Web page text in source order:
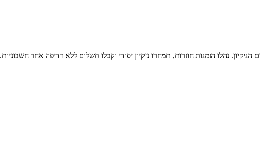
נהלו הזמנות חוזרות, תמחרו ניקיון יסודי וקבלו תשלום ללא רדיפה אחר חשבוניות.